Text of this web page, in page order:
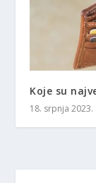
Koje su
18. srpnja 2023.